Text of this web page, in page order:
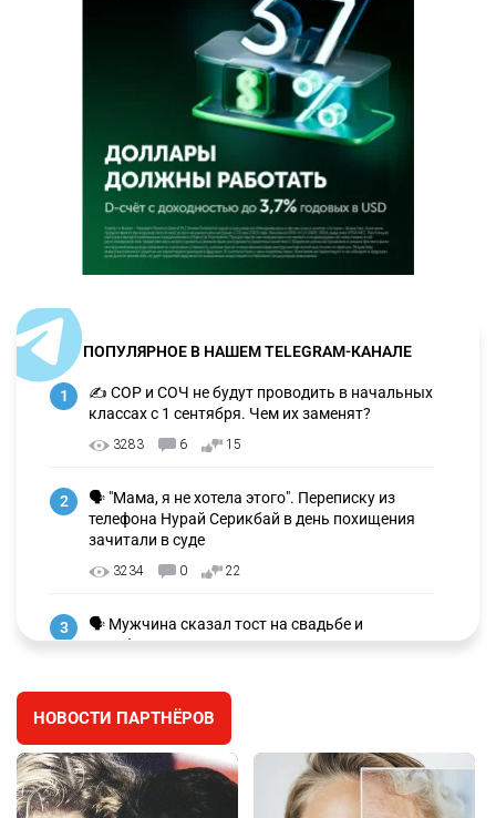
ПОПУЛЯРНОЕ В НАШЕМ TELEGRAM-КАНАЛЕ
1
✍️ СОР и СОЧ не будут проводить в начальных
классах с 1 сентября. Чем их заменят?
3283 6 15
2
🗣 "Мама, я не хотела этого". Переписку из
телефона Нурай Серикбай в день похищения
зачитали в суде
3234 0 22
3
🗣 Мужчина сказал тост на свадьбе и
заработал уголовное дело
🐏 Скота больше, а мясо дороже. Почему в
Казахстане продолжают расти цены на
баранину и конину
2677
НОВОСТИ ПАРТНЁРОВ